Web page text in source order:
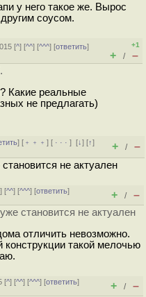
у него такое же. Вырос
соусом.
[^] [^^] [^^^] [ответить]
+1
+ / –
Какие реальные
не предлагать)
] [ ﹢﹢﹢] [ · · ·][↓] [↑]
+ / –
не актуален
] [^^] [^^^] [ответить]
+ / –
становится не актуален
отличить невозможно.
конструкции такой мелочью
[^] [^^] [^^^] [ответить]
+ / –